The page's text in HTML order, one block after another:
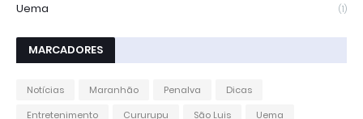
Uema (1)
MARCADORES
Notícias Maranhão Penalva
Dicas
Entretenimento
Cururupu São Luis Uema